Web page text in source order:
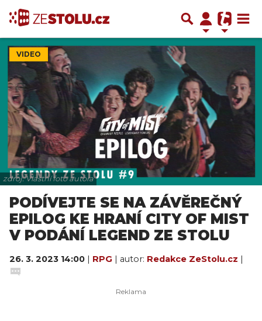
VIDEO
zdroj: Vlastní foto autora
PODÍVEJTE SE NA ZÁVĚREČNÝ
EPILOG KE HRANÍ CITY OF MIST
V PODÁNÍ LEGEND ZE STOLU
26. 3. 2023 14:00 | RPG | autor: Redakce ZeStolu.cz |